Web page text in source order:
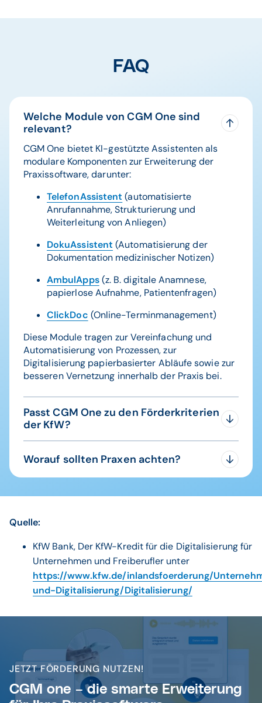
FAQ
Welche Module von CGM One sind
relevant?
CGM One bietet KI-gestützte Assistenten als
modulare Komponenten zur Erweiterung der
Praxissoftware, darunter:
TelefonAssistent (automatisierte
Anrufannahme, Strukturierung und
Weiterleitung von Anliegen)
DokuAssistent (Automatisierung der
Dokumentation medizinischer Notizen)
AmbulApps(z. B. digitale Anamnese,
papierlose Aufnahme, Patientenfragen)
ClickDoc (Online-Terminmanagement)
Diese Module tragen zur Vereinfachung und
Automatisierung von Prozessen, zur
Digitalisierung papierbasierter Abläufe sowie zur
besseren Vernetzung innerhalb der Praxis bei.
Passt CGM One zu den Förderkriterien
der KfW?
CGM One grundsätzlich gut geeignet sein, um
Förderbereiche wie Prozessdigitalisierung, KI-
eine Förderung im Einzelfall möglich ist, hängt
Projekts, dem Ergebnis des Digitalisierungs-
Checks sowie der Prüfung durch Hausbank und
KfW ab.
Worauf sollten Praxen achten?
werden sollen.
Zeitersparnis, Patientenzufriedenheit).
Den verpflichtenden Digitalisierungs-Check
vor Antragstellung durchführen.
berücksichtigen, etwa zu Datenschutz,
Software-Funktionalitäten und
Projektumfang.
Quelle:
KfW Bank, Der KfW-Kredit für die Digitalisierung für
Unternehmen und Freiberufler unter
https://www.kfw.de/inlandsfoerderung/
und-Digitalisierung/Digitalisierung/
JETZT FÖRDERUNG NUTZEN!
CGM one – die smarte Erweiterung